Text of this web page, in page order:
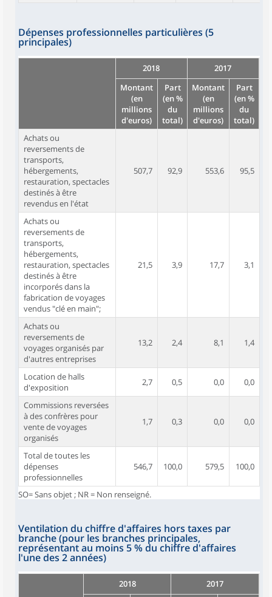
Dépenses professionnelles particulières (5
principales)
2018
2017
Montant
(en
millions
d'euros)
Part
(en %
du
total)
Montant
(en
millions
d'euros)
Part
(en %
du
total)
Achats ou
reversements de
transports,
hébergements,
restauration, spectacles
destinés à être
revendus en l'état
507,7 92,9 553,6 95,5
Achats ou
reversements de
transports,
hébergements,
restauration, spectacles
destinés à être
incorporés dans la
fabrication de voyages
vendus "clé en main";
21,5 3,9 17,7 3,1
Achats ou
reversements de
voyages organisés par
d'autres entreprises
13,2 2,4 8,1 1,4
Location de halls
d'exposition
2,7 0,5 0,0 0,0
Commissions reversées
à des confrères pour
vente de voyages
organisés
1,7 0,3 0,0 0,0
Total de toutes les
dépenses
professionnelles
546,7 100,0 579,5 100,0
SO= Sans objet ; NR = Non renseigné.
Ventilation du chiffre d'affaires hors taxes par
branche (pour les branches principales,
représentant au moins 5 % du chiffre d'affaires
l'une des 2 années)
2018
2017